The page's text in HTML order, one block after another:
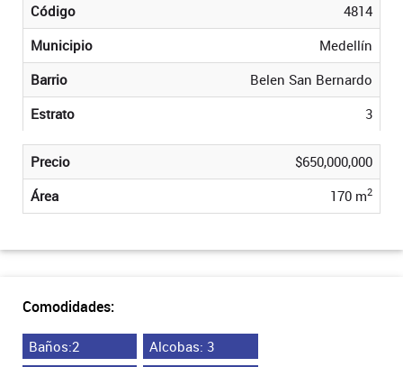
Código
4814
Municipio
Medellín
Barrio
Belen San Bernardo
Estrato
3
Precio
$650,000,000
Área
170 m2
Comodidades:
Baños:2
Alcobas: 3